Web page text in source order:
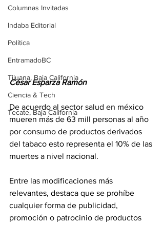
Columnas Invitadas
Indaba Editorial
Política
EntramadoBC
Tijuana, Baja California
Ciencia & Tech
Tecate, Baja California
César Esparza Ramón
De acuerdo al sector salud en méxico
mueren más de 63 mill personas al año
por consumo de productos derivados
del tabaco esto representa el 10% de las
muertes a nivel nacional.
Entre las modificaciones más
relevantes, destaca que se prohíbe
cualquier forma de publicidad,
promoción o patrocinio de productos